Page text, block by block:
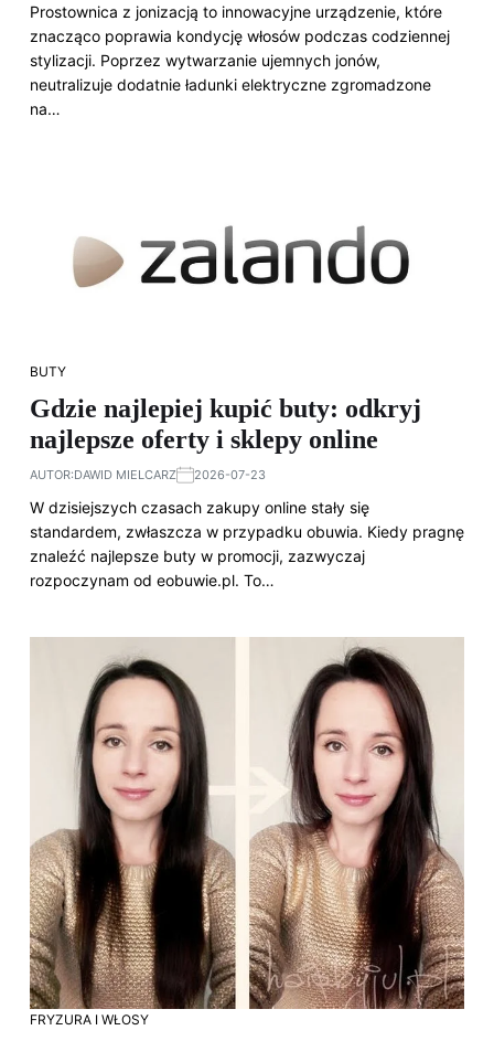
Prostownica z jonizacją to innowacyjne urządzenie, które
znacząco poprawia kondycję włosów podczas codziennej
stylizacji. Poprzez wytwarzanie ujemnych jonów,
neutralizuje dodatnie ładunki elektryczne zgromadzone
na…
BUTY
Gdzie najlepiej kupić buty: odkryj
najlepsze oferty i sklepy online
AUTOR:DAWID MIELCARZ 2026-07-23
W dzisiejszych czasach zakupy online stały się
standardem, zwłaszcza w przypadku obuwia. Kiedy pragnę
znaleźć najlepsze buty w promocji, zazwyczaj
rozpoczynam od eobuwie.pl. To…
FRYZURA I WŁOSY